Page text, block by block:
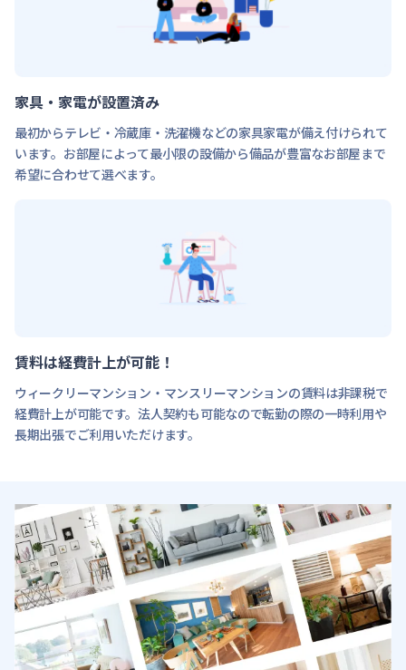
家具・家電が設置済み
最初からテレビ・冷蔵庫・洗濯機などの家具家電が備え付けられて
います。お部屋によって最小限の設備から備品が豊富なお部屋まで
希望に合わせて選べます。
賃料は経費計上が可能！
ウィークリーマンション・マンスリーマンションの賃料は非課税で
経費計上が可能です。法人契約も可能なので転勤の際の一時利用や
長期出張でご利用いただけます。